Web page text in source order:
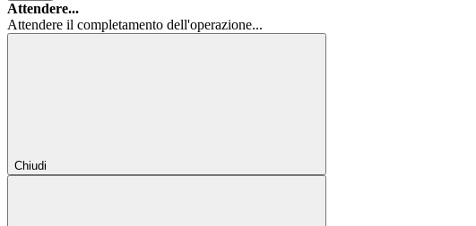
Attendere...
Attendere il completamento dell'operazione...
Chiudi